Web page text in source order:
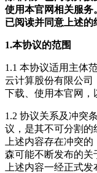
使用本官网相关服务
已阅读并同意上述的
1.本协议的范围
1.1 本协议适用主体
云计算股份有限公司
下载、使用本官网，
1.2 协议关系及冲突
议，是其不可分割的
上述内容存在冲突
森可能不断发布的关
上述内容一经正式